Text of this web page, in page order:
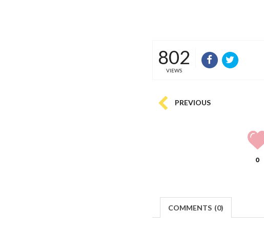
802
VIEWS
PREVIOUS
0
COMMENTS (0)